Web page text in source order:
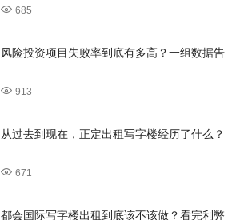
685
风险投资项目失败率到底有多高？一组数据告
913
从过去到现在，正定出租写字楼经历了什么？
671
都会国际写字楼出租到底该不该做？看完利弊